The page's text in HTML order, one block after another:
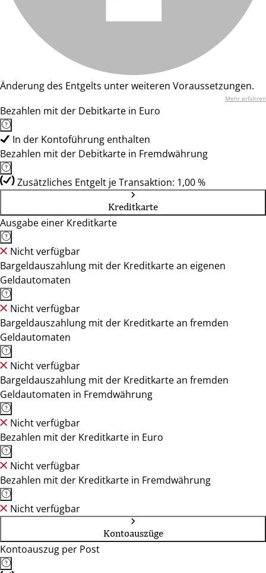
Änderung des Entgelts unter weiteren Voraussetzungen.
Mehr erfahren
Bezahlen mit der Debitkarte in Euro
In der Kontoführung enthalten
Bezahlen mit der Debitkarte in Fremdwährung
Zusätzliches Entgelt je Transaktion: 1,00 %
Kreditkarte
Ausgabe einer Kreditkarte
Nicht verfügbar
Bargeldauszahlung mit der Kreditkarte an eigenen
Geldautomaten
Nicht verfügbar
Bargeldauszahlung mit der Kreditkarte an fremden
Geldautomaten
Nicht verfügbar
Bargeldauszahlung mit der Kreditkarte an fremden
Geldautomaten in Fremdwährung
Nicht verfügbar
Bezahlen mit der Kreditkarte in Euro
Nicht verfügbar
Bezahlen mit der Kreditkarte in Fremdwährung
Nicht verfügbar
Kontoauszüge
Kontoauszug per Post